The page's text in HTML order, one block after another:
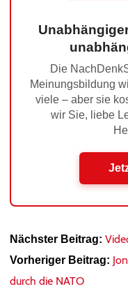
Die
Meinungsbildung
viele – aber sie
wir Sie, liebe
Nächster Beitrag:
Vorheriger Beitrag:
durch die NATO